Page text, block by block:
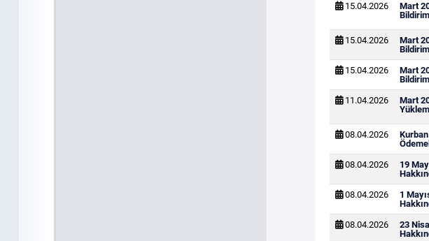
15.04.2026
Mart
15.04.2026
Mart
15.04.2026
Mart
11.04.2026
Mart
08.04.2026
08.04.2026
19
08.04.2026
1
08.04.2026
23